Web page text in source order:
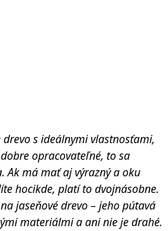
s ideálnymi vlastnosťami,
opracovateľné, to sa
Ak má mať aj výrazný a oku
hocikde, platí to dvojnásobne.
jaseňové drevo – jeho pútavá
materiálmi a ani nie je drahé.